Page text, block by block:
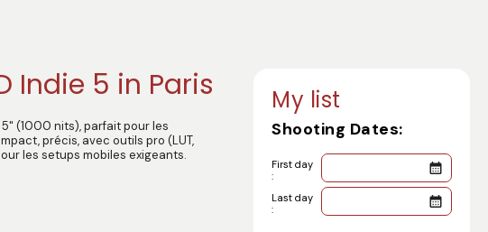
Indie 5 in Paris
(1000 nits), parfait pour les
précis, avec outils pro (LUT,
les setups mobiles exigeants.
My list
Shooting Dates:
First day
:
Last day
: